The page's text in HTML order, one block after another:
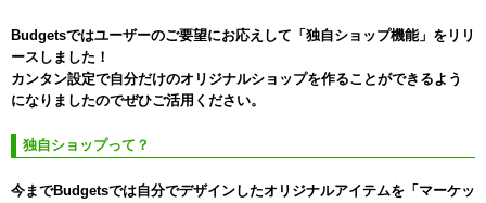
Budgetsではユーザーのご要望にお応えして「独自ショップ機能」をリリ
ースしました！
カンタン設定で自分だけのオリジナルショップを作ることができるよう
になりましたのでぜひご活用ください。
独自ショップって？
今までBudgetsでは自分でデザインしたオリジナルアイテムを「マーケッ